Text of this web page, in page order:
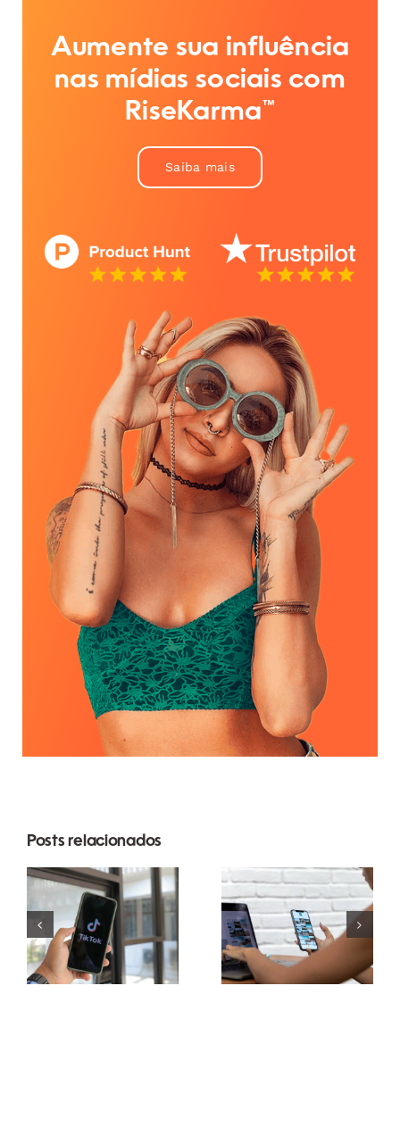
Aumente sua influência
nas mídias sociais com
RiseKarma™
Saiba mais
Posts relacionados
Maximizando
o Alcance:
Ferramentas
Eficazes de
Postagem
Multiplataforma
principais
plataformas
para
encontrar
ideias de
UGC